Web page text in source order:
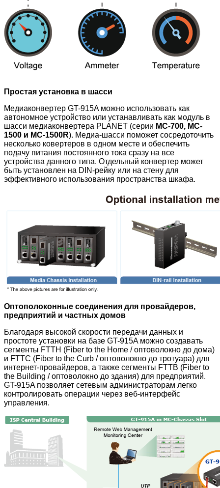
Простая установка в шасси
Медиаконвертер GT-915A можно использовать как
автономное устройство или устанавливать как модуль в
шасси медиаконвертера PLANET (серии MC-700, MC-
1500 и MC-1500R). Медиа-шасси поможет сосредоточить
несколько ковертеров в одном месте и обеспечить
подачу питания постоянного тока сразу на все
устройства данного типа. Отдельный конвертер может
быть установлен на DIN-рейку или на стену для
эффективного использования пространства шкафа.
Оптополоконные соединения для провайдеров,
предприятий и частных домов
Благодаря высокой скорости передачи данных и
простоте установки на базе GT-915A можно создавать
сегменты FTTH (Fiber to the Home / оптоволокно до дома)
и FTTC (Fiber to the Curb / оптоволокно до тротуара) для
интернет-провайдеров, а также сегменты FTTB (Fiber to
the Building / оптоволокно до здания) для предприятий.
GT-915A позволяет сетевым администраторам легко
контролировать операции через веб-интерфейс
управления.